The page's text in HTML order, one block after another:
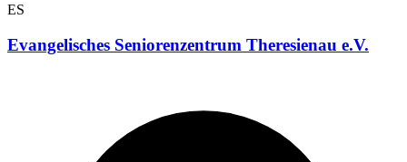
ES
Evangelisches Seniorenzentrum Theresienau e.V.